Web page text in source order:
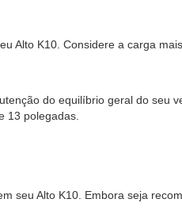
Alto K10. Considere a carga
do equilíbrio geral do seu
13 polegadas.
Alto K10. Embora seja